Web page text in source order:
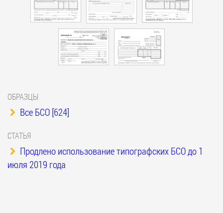
ОБРАЗЦЫ
Все БСО [624]
СТАТЬЯ
Продлено использование типографских БСО до 1
июля 2019 года